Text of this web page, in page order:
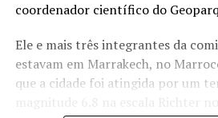
coordenador científico do
Ele e mais três integrantes da
estavam em Marrakech, no
que a cidade foi atingida por um